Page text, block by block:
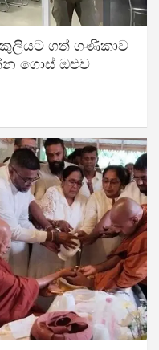
කුලියට ගත් ගණිකාව
ගොස් ඔළුව